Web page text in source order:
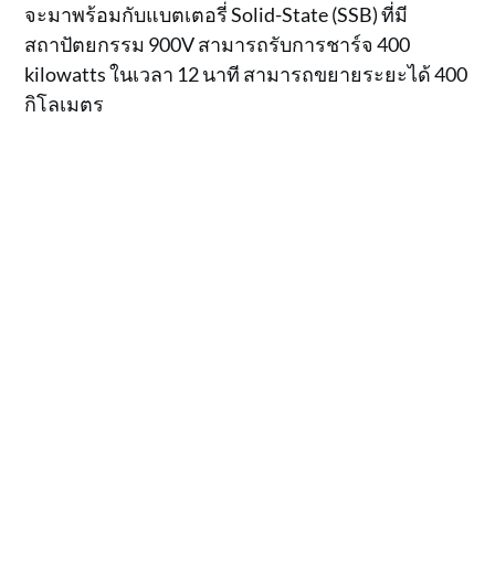
จะมาพร้อมกับแบตเตอรี่ Solid-State (SSB) ที่มี
สถาปัตยกรรม 900V สามารถรับการชาร์จ 400
kilowatts ในเวลา 12 นาที สามารถขยายระยะได้ 400
กิโลเมตร